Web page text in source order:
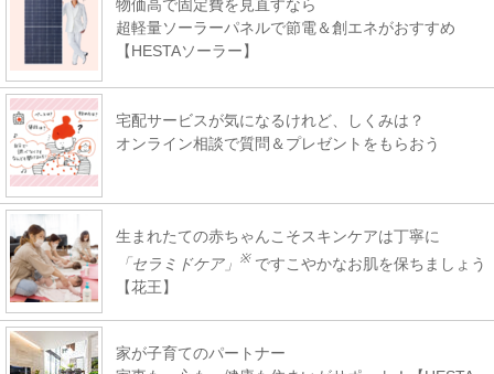
物価高で固定費を見直すなら
超軽量ソーラーパネルで節電＆創エネがおすすめ
【HESTAソーラー】
宅配サービスが気になるけれど、しくみは？
オンライン相談で質問＆プレゼントをもらおう
生まれたての赤ちゃんこそスキンケアは丁寧に
「セラミドケア」
※ ですこやかなお肌を保ちましょう
【花王】
家が子育てのパートナー